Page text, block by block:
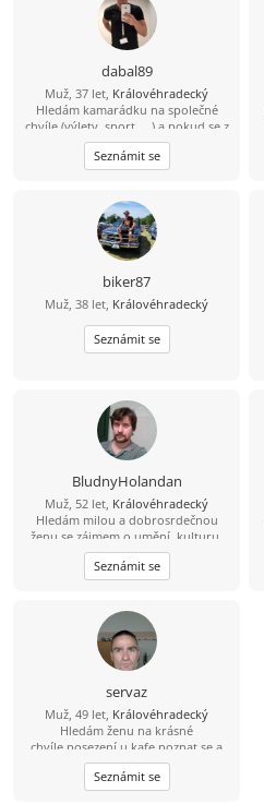
dabal89
Muž, 37 let, Královéhradecký
Hledám kamarádku na společné
chvíle (výlety, sport, ...) a pokud se z
toho vyklube něco víc, budu velmi
rád ... :-)
Seznámit se
biker87
Muž, 38 let, Královéhradecký
Seznámit se
BludnyHolandan
Muž, 52 let, Královéhradecký
Hledám milou a dobrosrdečnou
ženu se zájmem o umění, kulturu,
památky a láskou ke zvířatům a
přírodě. Rád bych s takovou ženou
spoluprožíval hezké chvíle a
Seznámit se
servaz
Muž, 49 let, Královéhradecký
Hledám ženu na krásné
chvíle,posezení u kafe,poznat se a
pak se uvidí.Jízda na horském kole
,lesňačky i traily.Procházka v
přírodě.A i jiné...
Seznámit se